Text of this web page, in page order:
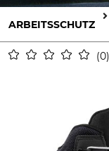
ARBEITSSCHUTZ
0